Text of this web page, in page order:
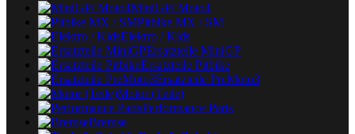
MiniGP/ Moto4
Pitbike MX / SM
Elektro / Kids
Ersatzteile MiniGP
Ersatzteile Pitbike
Ersatzteile PreMoto3
Motor (Teile)
Performance Parts
Bremse